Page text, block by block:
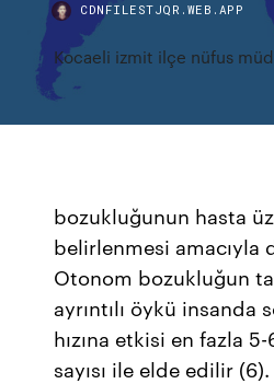
CDNFILESTJQR.WEB.APP
Kocaeli izmit ilçe nüfus
bozukluğunun hasta
belirlenmesi amacıyla
Otonom bozukluğun
ayrıntılı öykü insanda
hızına etkisi en fazla
sayısı ile elde edilir